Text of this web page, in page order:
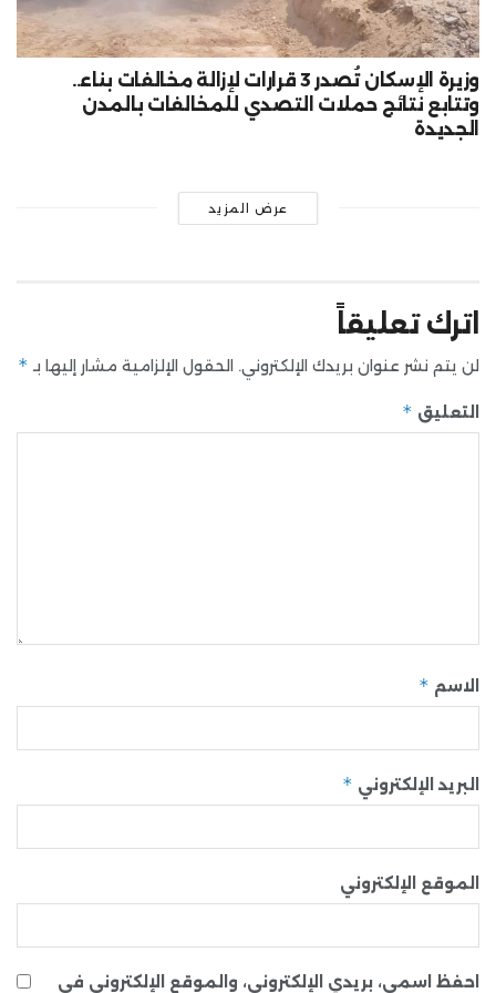
وزيرة الإسكان تُصدر 3 قرارات لإزالة مخالفات بناء..
وتتابع نتائج حملات التصدي للمخالفات بالمدن
الجديدة
عرض المزيد
اترك تعليقاً
لن يتم نشر عنوان بريدك الإلكتروني. الحقول الإلزامية مشار إليها بـ *
التعليق *
الاسم *
البريد الإلكتروني *
الموقع الإلكتروني
احفظ اسمي، بريدي الإلكتروني، والموقع الإلكتروني في